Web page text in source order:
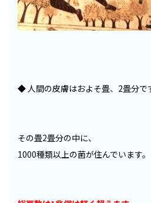
◆ 人間の皮膚はおよそ畳、2畳分で
その畳2畳分の中に、
1000種類以上の菌が住んでいます。